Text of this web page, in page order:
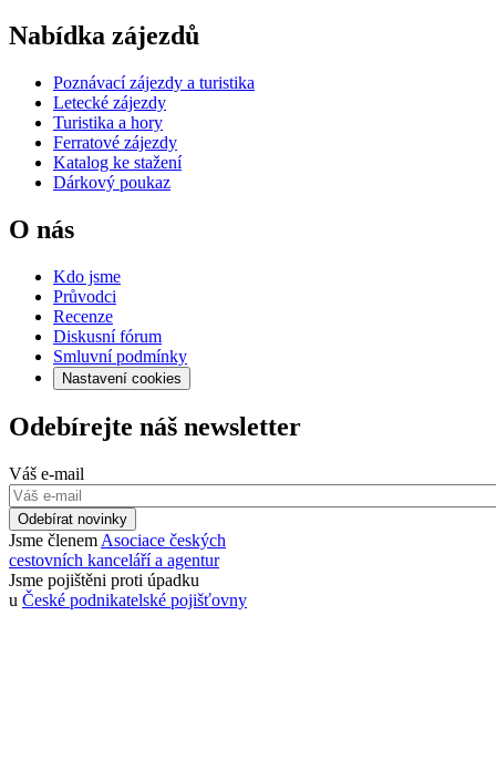
Nabídka zájezdů
Poznávací zájezdy a turistika
Letecké zájezdy
Turistika a hory
Ferratové zájezdy
Katalog ke stažení
Dárkový poukaz
O nás
Kdo jsme
Průvodci
Recenze
Diskusní fórum
Smluvní podmínky
Nastavení cookies
Odebírejte náš newsletter
Váš e-mail
Odebírat novinky
Jsme členem Asociace českých
cestovních kanceláří a agentur
Jsme pojištěni proti úpadku
u České podnikatelské pojišťovny